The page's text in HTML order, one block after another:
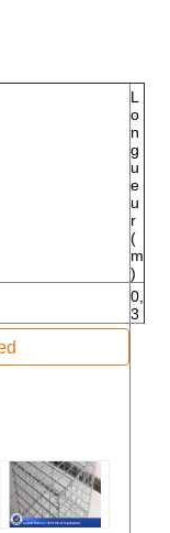
L
o
n
g
u
e
u
r
(
m
)
0,
3